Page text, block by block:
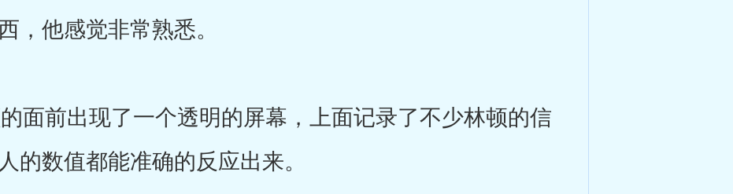
，他感觉非常熟悉。
面前出现了一个透明的屏幕，上面记录了不少林顿的信
的数值都能准确的反应出来。